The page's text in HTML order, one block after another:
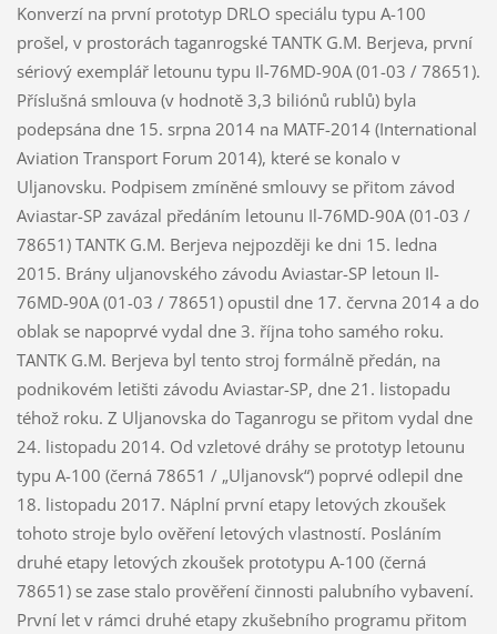
Konverzí na první prototyp DRLO speciálu typu A-100
prošel, v prostorách taganrogské TANTK G.M. Berjeva, první
sériový exemplář letounu typu Il-76MD-90A (01-03 / 78651).
Příslušná smlouva (v hodnotě 3,3 biliónů rublů) byla
podepsána dne 15. srpna 2014 na MATF-2014 (International
Aviation Transport Forum 2014), které se konalo v
Uljanovsku. Podpisem zmíněné smlouvy se přitom závod
Aviastar-SP zavázal předáním letounu Il-76MD-90A (01-03 /
78651) TANTK G.M. Berjeva nejpozději ke dni 15. ledna
2015. Brány uljanovského závodu Aviastar-SP letoun Il-
76MD-90A (01-03 / 78651) opustil dne 17. června 2014 a do
oblak se napoprvé vydal dne 3. října toho samého roku.
TANTK G.M. Berjeva byl tento stroj formálně předán, na
podnikovém letišti závodu Aviastar-SP, dne 21. listopadu
téhož roku. Z Uljanovska do Taganrogu se přitom vydal dne
24. listopadu 2014. Od vzletové dráhy se prototyp letounu
typu A-100 (černá 78651 / „Uljanovsk“) poprvé odlepil dne
18. listopadu 2017. Náplní první etapy letových zkoušek
tohoto stroje bylo ověření letových vlastností. Posláním
druhé etapy letových zkoušek prototypu A-100 (černá
78651) se zase stalo prověření činnosti palubního vybavení.
První let v rámci druhé etapy zkušebního programu přitom